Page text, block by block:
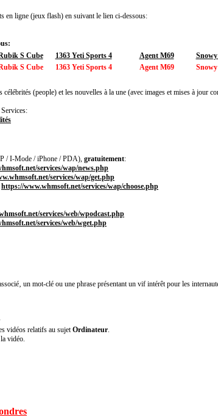
en ligne (jeux flash) en suivant le lien ci-dessous:
S Cube 1363 Yeti Sports 4 Agent M69
S Cube 1363 Yeti Sports 4 Agent M69
(people) et les nouvelles à la une (avec images et mises à jour
/ I-Mode / iPhone / PDA), gratuitement:
services/wap/news.php
services/wap/get.php
https://www.whmsoft.net/services/wap/choose.php
services/web/wpodcast.php
services/web/wget.php
un mot-clé ou une phrase présentant un vif intérêt pour les
vidéos relatifs au sujetOrdinateur.
vidéo.